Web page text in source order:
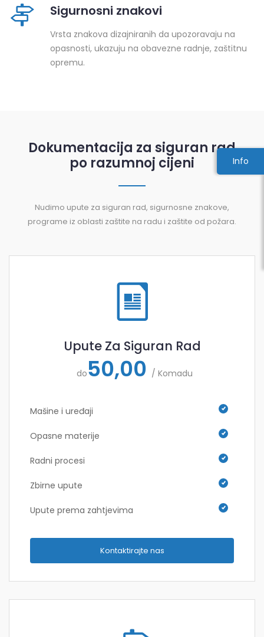
Info
Sigurnosni znakovi
Vrsta znakova dizajniranih da upozoravaju na
opasnosti, ukazuju na obavezne radnje, zaštitnu
opremu.
Dokumentacija za siguran rad
po razumnoj cijeni
Nudimo upute za siguran rad, sigurnosne znakove,
programe iz oblasti zaštite na radu i zaštite od požara.
Upute Za Siguran Rad
do50,00 / Komadu
Mašine i uređaji
Opasne materije
Radni procesi
Zbirne upute
Upute prema zahtjevima
Kontaktirajte nas